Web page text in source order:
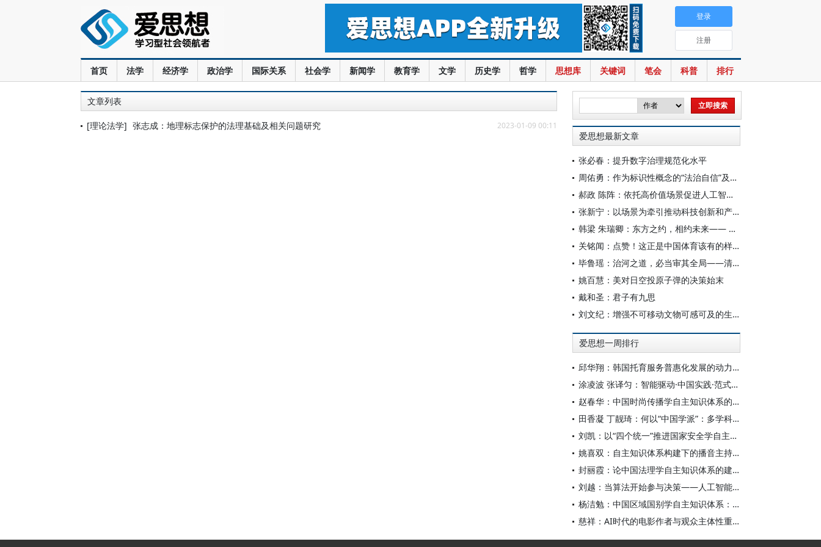
首页 法学 经济学 政治学 国际关系 社会学 新闻学 教育学 文学 历史学 哲学 思想库 关键词 笔会 科普 排行
登录
注册
文章列表
[理论法学] 张志成：地理标志保护的法理基础及相关问题研究 2023-01-09 00:11
爱思想最新文章
张必春：提升数字治理规范化水平
周佑勇：作为标识性概念的“法治自信”及其时代意蕴
郝政 陈阵：依托高价值场景促进人工智能高质量数据集建设
张新宁：以场景为牵引推动科技创新和产业创新深度融合
韩梁 朱瑞卿：东方之约，相约未来—— 中国元首外交的世界情怀与大国气派
关铭闻：点赞！这正是中国体育该有的样子
毕鲁瑶：治河之道，必当审其全局——清代靳辅的治水理念与实践
姚百慧：美对日空投原子弹的决策始末
戴和圣：君子有九思
刘文纪：增强不可移动文物可感可及的生命力
爱思想一周排行
邱华翔：韩国托育服务普惠化发展的动力机制、制度路径与政策效应
涂凌波 张译匀：智能驱动·中国实践·范式创新：“构建中国新闻传播学自主知识体系”专题研讨会综述
赵春华：中国时尚传播学自主知识体系的内在逻辑与实践路径
田香凝 丁靓琦：何以“中国学派”：多学科视野下中国特色新闻传播学建设的研究
刘凯：以“四个统一”推进国家安全学自主知识体系构建
姚喜双：自主知识体系构建下的播音主持高等专业教育研究
封丽霞：论中国法理学自主知识体系的建构
刘越：当算法开始参与决策——人工智能重塑全球治理的底层逻辑
杨洁勉：中国区域国别学自主知识体系：本原、借鉴和建构
慈祥：AI时代的电影作者与观众主体性重构